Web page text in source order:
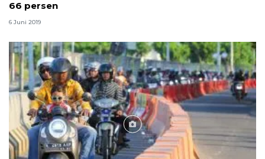
66 persen
6 Juni 2019